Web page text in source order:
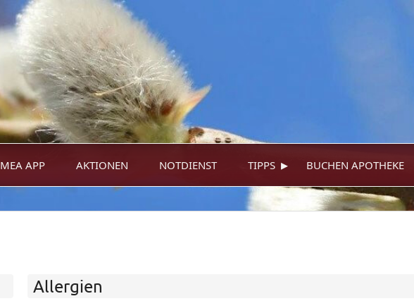
MEA APP AKTIONEN NOTDIENST TIPPS ▸ BUCHEN APOTHEKE
Allergien